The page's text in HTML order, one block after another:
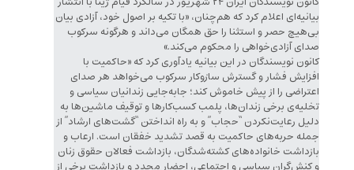
بیانیه‌ای اعلام کرد که هم‌چنان، «با تکیه بر اصول خود، آزادی بیان
بی‌هیچ حصر و استثنا را حق همگان می‌داند‌ و هرگونه سرکوب
صدای آزادی‌خواهی را محکوم می‌کند.»
کانون نویسندگان در این بیانیه یادآوری کرد که «حاکمیت با
افزایش فشار و گسترش سازوکار سرکوب می‌خواهد هر صدای
اعتراضی را از پیش خاموش کند؛ جابه‌جایی زندانیان سیاسی و
تخلیه‌ی برخی زندان‌ها، پلمب کسب‌کارها و توقیف ماشین‌ها به
دلیل رعایت‌نکردن “حجاب” و به راه انداختن “گشت‌های ارشاد” از
جمله‌ حربه‌های حاکمیت به قصد تشدید خفقان است. ارعاب و
بازداشت خانواده‌‌های کشته‌شدگان، بازداشت فعالان حقوق زنان
و کنش‌گران سیاسی و اجتماعی، احضار مجدد و بازداشت برخی از